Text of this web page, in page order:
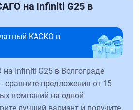
на Infiniti G25 в
КАСКО в
Infiniti G25 в Волгограде
сравните предложения от 15
компаний на одной
лучший вариант и получите